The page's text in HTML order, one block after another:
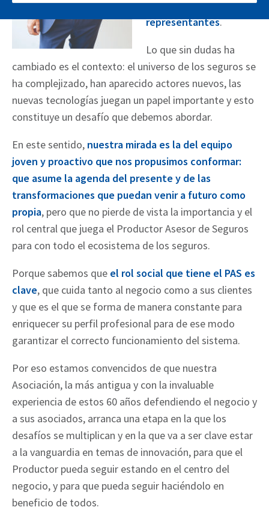
del mercado y de sus
representantes.
Lo que sin dudas ha
cambiado es el contexto: el universo de los seguros se
ha complejizado, han aparecido actores nuevos, las
nuevas tecnologías juegan un papel importante y esto
constituye un desafío que debemos abordar.
En este sentido, nuestra mirada es la del equipo
joven y proactivo que nos propusimos conformar:
que asume la agenda del presente y de las
transformaciones que puedan venir a futuro como
propia, pero que no pierde de vista la importancia y el
rol central que juega el Productor Asesor de Seguros
para con todo el ecosistema de los seguros.
Porque sabemos que el rol social que tiene el PAS es
clave, que cuida tanto al negocio como a sus clientes
y que es el que se forma de manera constante para
enriquecer su perfil profesional para de ese modo
garantizar el correcto funcionamiento del sistema.
Por eso estamos convencidos de que nuestra
Asociación, la más antigua y con la invaluable
experiencia de estos 60 años defendiendo el negocio y
a sus asociados, arranca una etapa en la que los
desafíos se multiplican y en la que va a ser clave estar
a la vanguardia en temas de innovación, para que el
Productor pueda seguir estando en el centro del
negocio, y para que pueda seguir haciéndolo en
beneficio de todos.